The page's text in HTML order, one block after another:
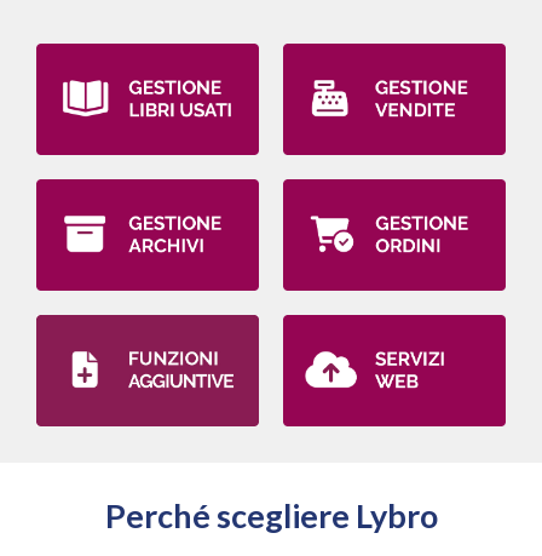
Perché scegliere Lybro